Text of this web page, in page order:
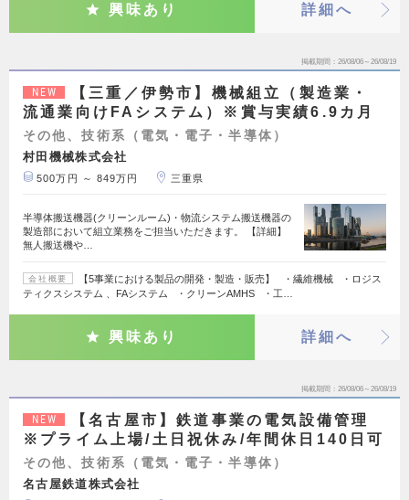
興味あり 詳細へ
掲載期間 26/08/06～26/08/19
NEW
【三重／伊勢市】機械組立（製造業・
流通業向けFAシステム）※賞与実績6.9カ月
その他、技術系（電気・電子・半導体）
村田機械株式会社
500万円 ～ 849万円 三重県
半導体搬送機器(クリーンルーム)・物流システム搬送機器の
製造部において組立業務をご担当いただきます。 【詳細】
無人搬送機や…
会社概要
【5事業における製品の開発・製造・販売】 ・繊維機械 ・ロジス
ティクスシステム 、FAシステム ・クリーンAMHS ・工…
興味あり 詳細へ
掲載期間 26/08/06～26/08/19
NEW
【名古屋市】鉄道事業の電気設備管理
※プライム上場/土日祝休み/年間休日140日可
その他、技術系（電気・電子・半導体）
名古屋鉄道株式会社